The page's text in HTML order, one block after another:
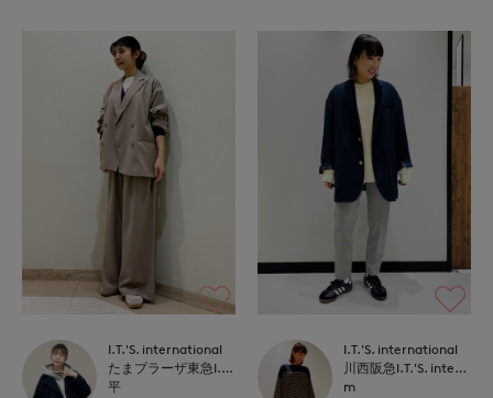
I.T.'S. international
たまプラーザ東急I.T.'S.international
平
I.T.'S. international
川西阪急I.T.'S. international
m